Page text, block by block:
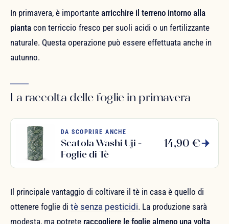
In primavera, è importante arricchire il terreno intorno alla
pianta con terriccio fresco per suoli acidi o un fertilizzante
naturale. Questa operazione può essere effettuata anche in
autunno.
La raccolta delle foglie in primavera
DA SCOPRIRE ANCHE
Scatola Washi Uji -
Foglie di Tè
14,90 €
Il principale vantaggio di coltivare il tè in casa è quello di
ottenere foglie di tè senza pesticidi. La produzione sarà
modesta, ma potrete raccogliere le foglie almeno una volta